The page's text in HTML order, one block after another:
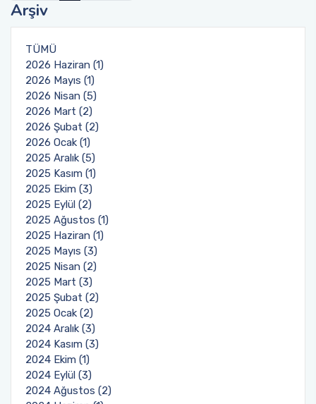
Arşiv
TÜMÜ
2026 Haziran (1)
2026 Mayıs (1)
2026 Nisan (5)
2026 Mart (2)
2026 Şubat (2)
2026 Ocak (1)
2025 Aralık (5)
2025 Kasım (1)
2025 Ekim (3)
2025 Eylül (2)
2025 Ağustos (1)
2025 Haziran (1)
2025 Mayıs (3)
2025 Nisan (2)
2025 Mart (3)
2025 Şubat (2)
2025 Ocak (2)
2024 Aralık (3)
2024 Kasım (3)
2024 Ekim (1)
2024 Eylül (3)
2024 Ağustos (2)